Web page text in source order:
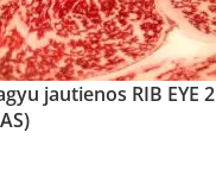
jautienos RIB EYE 2